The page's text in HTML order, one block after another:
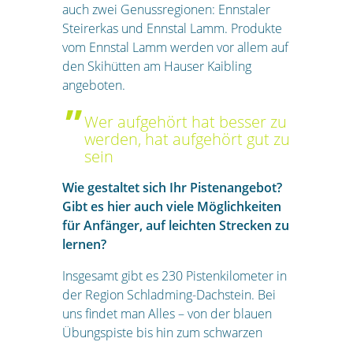
auch zwei Genussregionen: Ennstaler
Steirerkas und Ennstal Lamm. Produkte
vom Ennstal Lamm werden vor allem auf
den Skihütten am Hauser Kaibling
angeboten.
Wer aufgehört hat besser zu
werden, hat aufgehört gut zu
sein
Wie gestaltet sich Ihr Pistenangebot?
Gibt es hier auch viele Möglichkeiten
für Anfänger, auf leichten Strecken zu
lernen?
Insgesamt gibt es 230 Pistenkilometer in
der Region Schladming-Dachstein. Bei
uns findet man Alles – von der blauen
Übungspiste bis hin zum schwarzen